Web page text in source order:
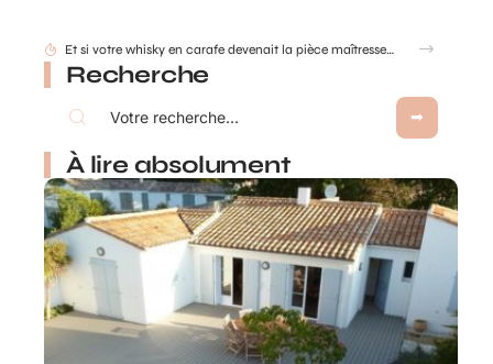
Comment déterminer les dimensions d’une cuve de récupération d’eau de pluie ?
Recherche
À lire absolument